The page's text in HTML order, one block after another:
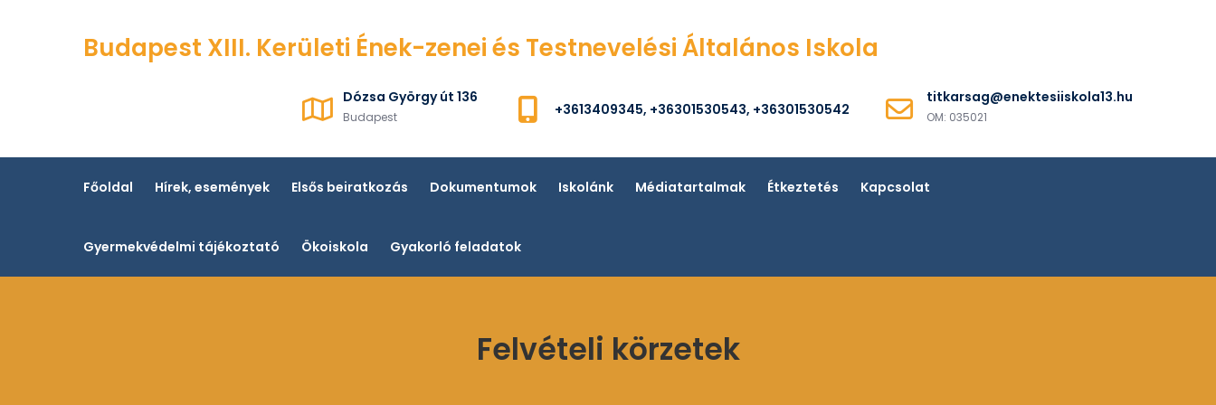
Budapest XIII. Kerületi Ének-zenei és Testnevelési Általános Iskola
Dózsa György út 136
Budapest +3613409345, +36301530543, +36301530542
titkarsag@enektesiiskola13.hu
OM: 035021
Főoldal Hírek, események Elsős beiratkozás Dokumentumok Iskolánk Médiatartalmak Étkeztetés Kapcsolat
Gyermekvédelmi tájékoztató Ökoiskola Gyakorló feladatok
Felvételi körzetek